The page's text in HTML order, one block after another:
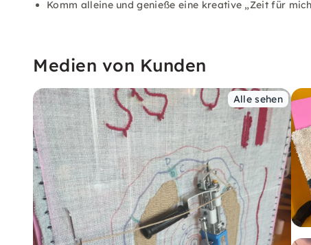
Komm alleine und genieße eine kreative „Zeit für
Medien von Kunden
Alle sehen